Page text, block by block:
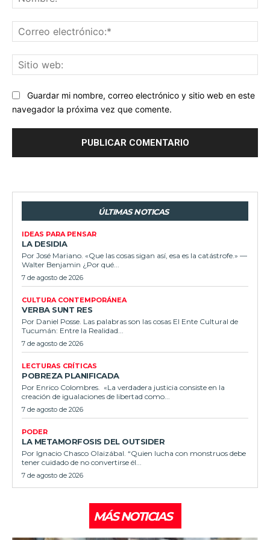
Guardar mi nombre, correo electrónico y sitio web en este
navegador la próxima vez que comente.
ÚLTIMAS NOTICAS
IDEAS PARA PENSAR
LA DESIDIA
Por José Mariano. «Que las cosas sigan así, esa es la catástrofe.» —
Walter Benjamin ¿Por qué...
7 de agosto de 2026
CULTURA CONTEMPORÁNEA
VERBA SUNT RES
Por Daniel Posse. Las palabras son las cosas El Ente Cultural de
Tucumán: Entre la Realidad...
7 de agosto de 2026
LECTURAS CRÍTICAS
POBREZA PLANIFICADA
Por Enrico Colombres. «La verdadera justicia consiste en la
creación de igualaciones de libertad como...
7 de agosto de 2026
PODER
LA METAMORFOSIS DEL OUTSIDER
Por Ignacio Chasco Olaizábal. “Quien lucha con monstruos debe
tener cuidado de no convertirse él...
7 de agosto de 2026
MÁS NOTICIAS